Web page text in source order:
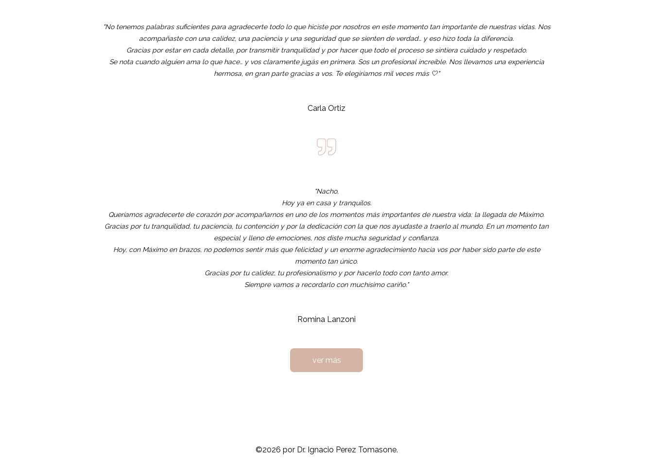
"No tenemos palabras suficientes para agradecerte todo lo que hiciste por nosotros en este momento tan importante de nuestras vidas. Nos
acompañaste con una calidez, una paciencia y una seguridad que se sienten de verdad… y eso hizo toda la diferencia.
Gracias por estar en cada detalle, por transmitir tranquilidad y por hacer que todo el proceso se sintiera cuidado y respetado.
Se nota cuando alguien ama lo que hace… y vos claramente jugás en primera. Sos un profesional increíble. Nos llevamos una experiencia
hermosa, en gran parte gracias a vos. Te elegiríamos mil veces más 🤍"
Carla Ortiz
"Nacho,
Hoy ya en casa y tranquilos.
Queríamos agradecerte de corazón por acompañarnos en uno de los momentos más importantes de nuestra vida: la llegada de Máximo.
Gracias por tu tranquilidad, tu paciencia, tu contención y por la dedicación con la que nos ayudaste a traerlo al mundo. En un momento tan
especial y lleno de emociones, nos diste mucha seguridad y confianza.
Hoy, con Máximo en brazos, no podemos sentir más que felicidad y un enorme agradecimiento hacia vos por haber sido parte de este
momento tan único.
Gracias por tu calidez, tu profesionalismo y por hacerlo todo con tanto amor.
Siempre vamos a recordarlo con muchísimo cariño."
Romina Lanzoni
ver más
©2026 por Dr. Ignacio Perez Tomasone.